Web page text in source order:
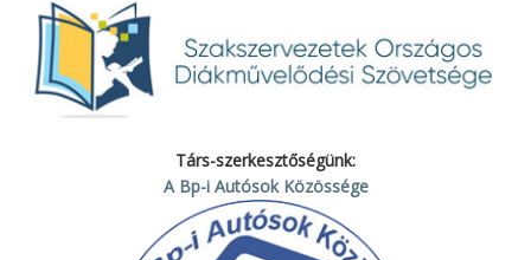
Társ-szerkesztőségünk:
A Bp-i Autósok Közössége